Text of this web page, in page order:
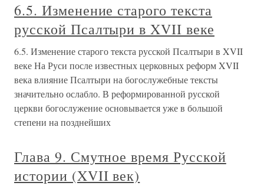
6.5. Изменение старого текста
русской Псалтыри в XVII веке
6.5. Изменение старого текста русской Псалтыри в XVII
веке На Руси после известных церковных реформ XVII
века влияние Псалтыри на богослужебные тексты
значительно ослабло. В реформированной русской
церкви богослужение основывается уже в большой
степени на позднейших
Глава 9. Смутное время Русской
истории (XVII век)